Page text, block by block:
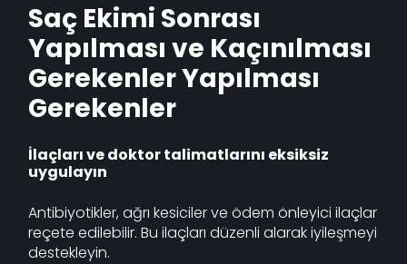
Saç Ekimi Sonrası
Yapılması ve Kaçınılması
Gerekenler Yapılması
Gerekenler
İlaçları ve doktor talimatlarını eksiksiz
uygulayın
Antibiyotikler, ağrı kesiciler ve ödem önleyici ilaçlar
reçete edilebilir. Bu ilaçları düzenli alarak iyileşmeyi
destekleyin.